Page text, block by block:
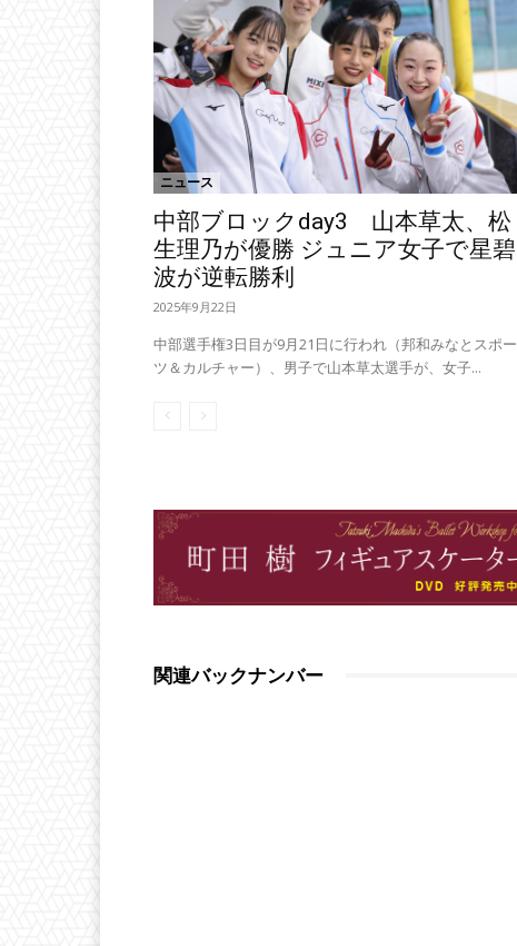
ニュース
中部ブロックday3 山本草太、松
生理乃が優勝 ジュニア女子で星碧
波が逆転勝利
2025年9月22日
中部選手権3日目が9月21日に行われ（邦和みなとスポー
ツ＆カルチャー）、男子で山本草太選手が、女子...
関連バックナンバー